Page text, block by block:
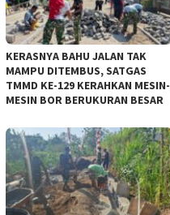
KERASNYA BAHU JALAN TAK
MAMPU DITEMBUS, SATGAS
TMMD KE-129 KERAHKAN MESIN-
MESIN BOR BERUKURAN BESAR